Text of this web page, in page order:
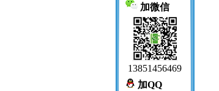
加微信
13851456469
加QQ